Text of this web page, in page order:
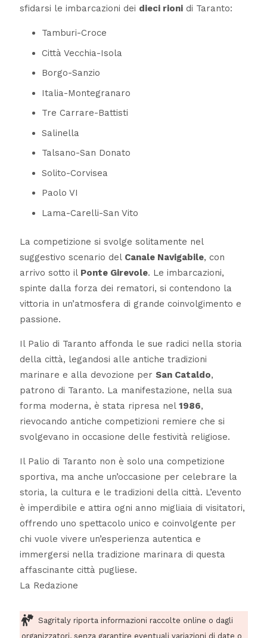
sfidarsi le imbarcazioni dei dieci rionidi Taranto:
Tamburi-Croce
Città Vecchia-Isola
Borgo-Sanzio
Italia-Montegranaro
Tre Carrare-Battisti
Salinella
Talsano-San Donato
Solito-Corvisea
Paolo VI
Lama-Carelli-San Vito
La competizione si svolge solitamente nel
suggestivo scenario del Canale Navigabile, con
arrivo sotto il Ponte Girevole. Le imbarcazioni,
spinte dalla forza dei rematori, si contendono la
vittoria in un’atmosfera di grande coinvolgimento e
passione.
Il Palio di Taranto affonda le sue radici nella storia
della città, legandosi alle antiche tradizioni
marinare e alla devozione per San Cataldo,
patrono di Taranto. La manifestazione, nella sua
forma moderna, è stata ripresa nel 1986,
rievocando antiche competizioni remiere che si
svolgevano in occasione delle festività religiose.
Il Palio di Taranto non è solo una competizione
sportiva, ma anche un’occasione per celebrare la
storia, la cultura e le tradizioni della città. L’evento
è imperdibile e attira ogni anno migliaia di visitatori,
offrendo uno spettacolo unico e coinvolgente per
chi vuole vivere un’esperienza autentica e
immergersi nella tradizione marinara di questa
affascinante città pugliese.
La Redazione
Sagritaly riporta informazioni raccolte online o dagli
organizzatori, senza garantire eventuali variazioni di date o